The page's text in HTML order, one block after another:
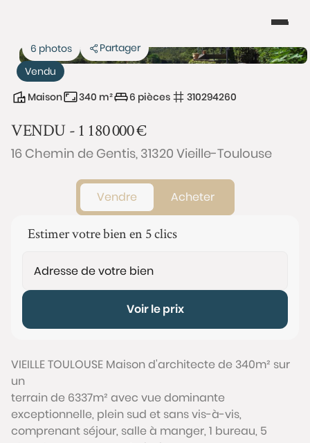
Vendu
6 photos Partager
Maison 340 m² 6 pièces 310294260
VENDU -1 180 000€
16 Chemin de Gentis, 31320 Vieille-Toulouse
Vendre Acheter
Estimer votre bien en 5 clics
Voir le prix
VIEILLE TOULOUSE Maison d'architecte de 340m² sur
un
terrain de 6337m² avec vue dominante
exceptionnelle, plein sud et sans vis-à-vis,
comprenant séjour, salle à manger, 1 bureau, 5